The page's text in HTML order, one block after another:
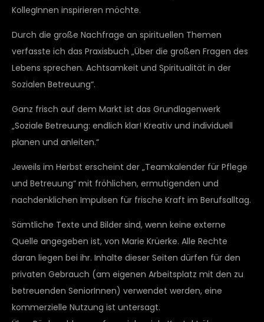
KollegInnen inspirieren möchte.
Durch die große Nachfrage an spirituellen Themen
verfasste ich das Praxisbuch „Über die großen Fragen des
Lebens sprechen. Achtsamkeit und Spiritualität in der
Sozialen Betreuung“.
Ganz frisch auf dem Markt ist das Grundlagenwerk
„Soziale Betreuung: endlich klar! Kreativ und individuell
planen und anleiten.“
Jeweils im Herbst erscheint der „Teamkalender für Pflege
und Betreuung“ mit fröhlichen, ermutigenden und
nachdenklichen Impulsen für frische Kraft im Berufsalltag.
Sämtliche Texte und Bilder sind, wenn keine externe
Quelle angegeben ist, von Marie Krüerke. Alle Rechte
daran liegen bei ihr. Inhalte dieser Seiten dürfen für den
privaten Gebrauch (am eigenen Arbeitsplatz mit den zu
betreuenden SeniorInnen) verwendet werden, eine
kommerzielle Nutzung ist untersagt.